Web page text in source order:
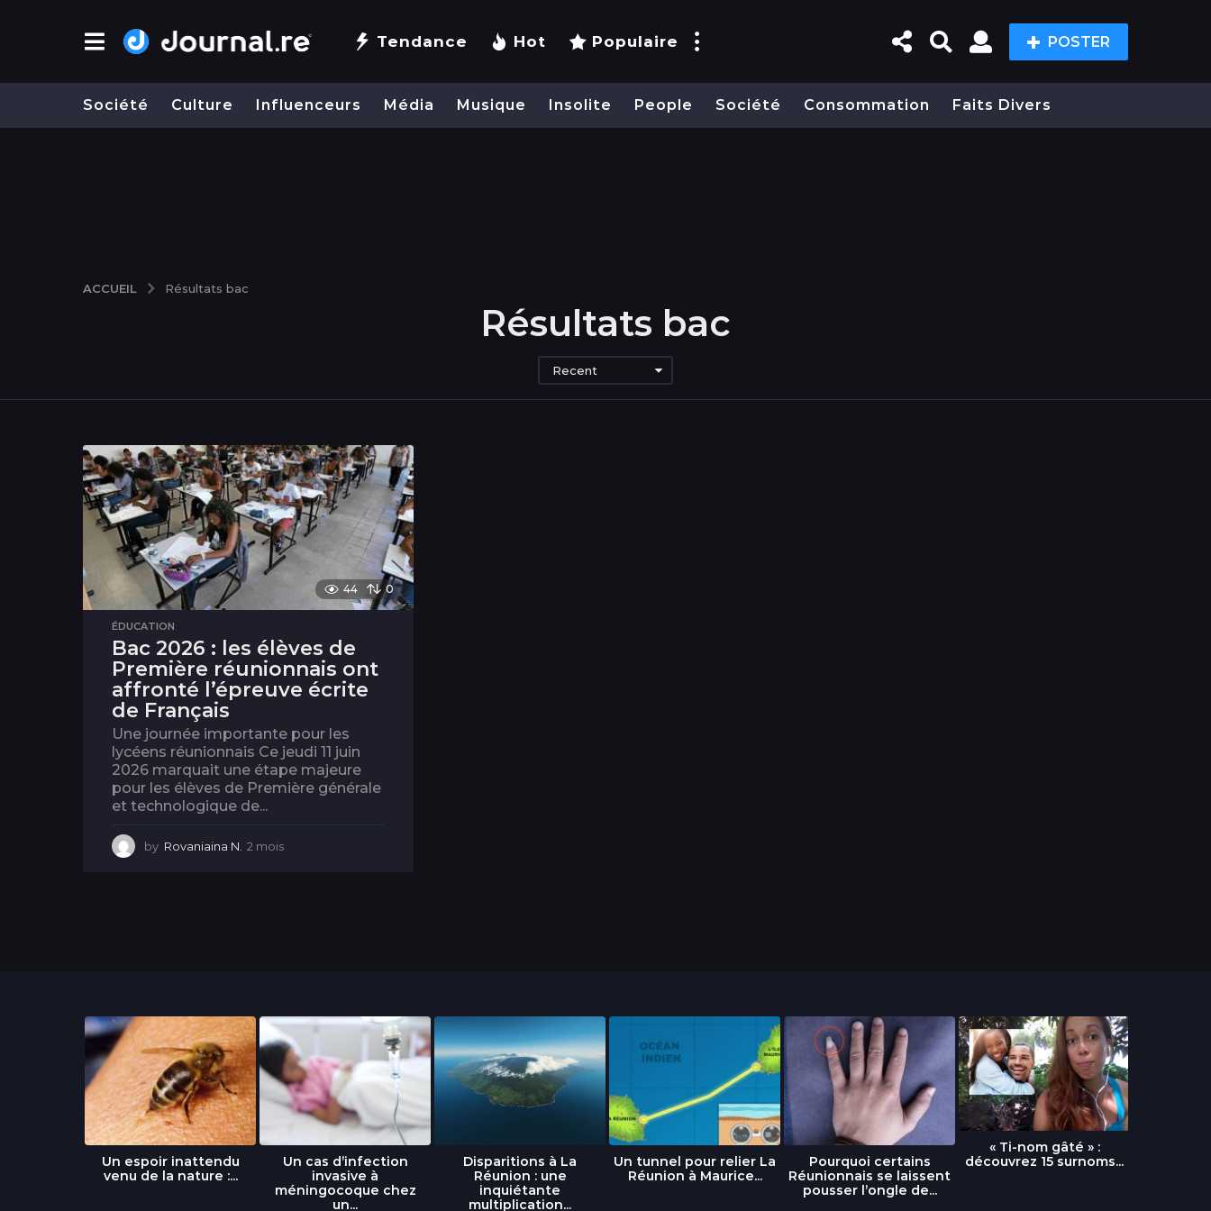
Tendance Hot Populaire POSTER
Société Culture Influenceurs Média Musique Insolite People Société Consommation Faits Divers
ACCUEIL Résultats bac
Résultats bac
Recent
44 0
ÉDUCATION
Bac 2026 : les élèves de
Première réunionnais ont
affronté l’épreuve écrite
de Français
Une journée importante pour les
lycéens réunionnais Ce jeudi 11 juin
2026 marquait une étape majeure
pour les élèves de Première générale
et technologique de...
by Rovaniaina N. 2 mois
Un espoir inattendu
venu de la nature :...
Un cas d’infection
invasive à
méningocoque chez
un...
Disparitions à La
Réunion : une
inquiétante
multiplication...
Un tunnel pour relier La
Réunion à Maurice...
Pourquoi certains
Réunionnais se laissent
pousser l’ongle de...
« Ti-nom gâté » :
découvrez 15 surnoms...